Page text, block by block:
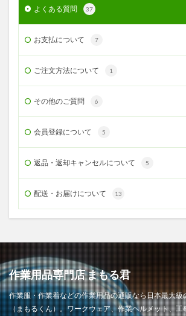
よくある質問 37
お支払について 7
ご注文方法について 1
その他のご質問 6
会員登録について 5
返品・返却キャンセルについて 5
配送・お届けについて 13
作業用品専門店 まもる君
作業服・作業着などの作業用品の通販なら日本最大級
（まもるくん）。ワークウェア、作業ヘルメット、工